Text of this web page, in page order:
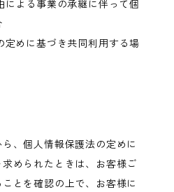
による事業の承継に伴って個
定めに基づき共同利用する場
、個人情報保護法の定めに
められたときは、お客様ご
とを確認の上で、お客様に